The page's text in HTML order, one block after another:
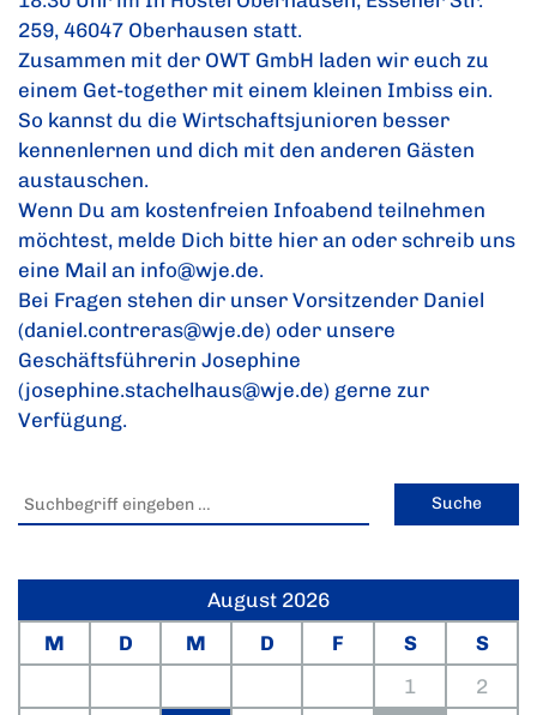
259, 46047 Oberhausen statt.
Zusammen mit der OWT GmbH laden wir euch zu
einem Get-together mit einem kleinen Imbiss ein.
So kannst du die Wirtschaftsjunioren besser
kennenlernen und dich mit den anderen Gästen
austauschen.
Wenn Du am kostenfreien Infoabend teilnehmen
möchtest, melde Dich bitte hier an oder schreib uns
eine Mail an info@wje.de.
Bei Fragen stehen dir unser Vorsitzender Daniel
(daniel.contreras@wje.de) oder unsere
Geschäftsführerin Josephine
(josephine.stachelhaus@wje.de) gerne zur
Verfügung.
August 2026
M
D M D F S
S
1
2